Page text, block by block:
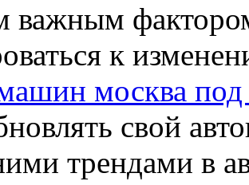
важным
к
москва под
свой
трендами в